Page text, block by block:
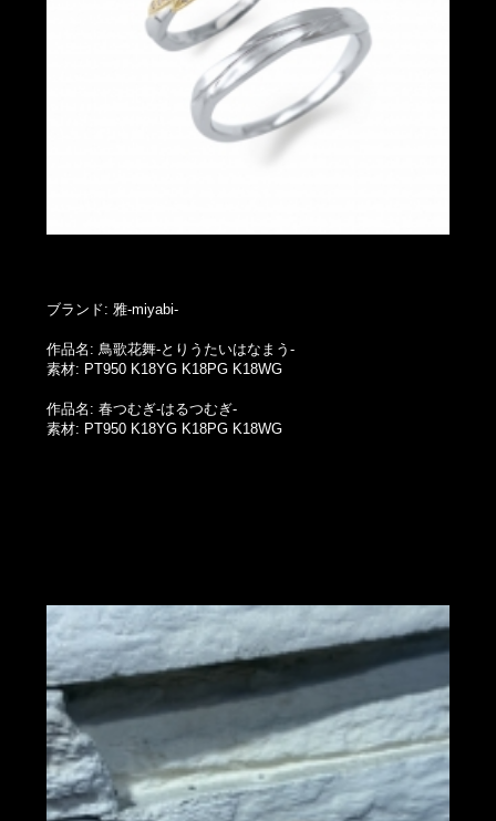
ブランド: 雅-miyabi-
作品名: 鳥歌花舞-とりうたいはなまう-
素材: PT950 K18YG K18PG K18WG
作品名: 春つむぎ-はるつむぎ-
素材: PT950 K18YG K18PG K18WG